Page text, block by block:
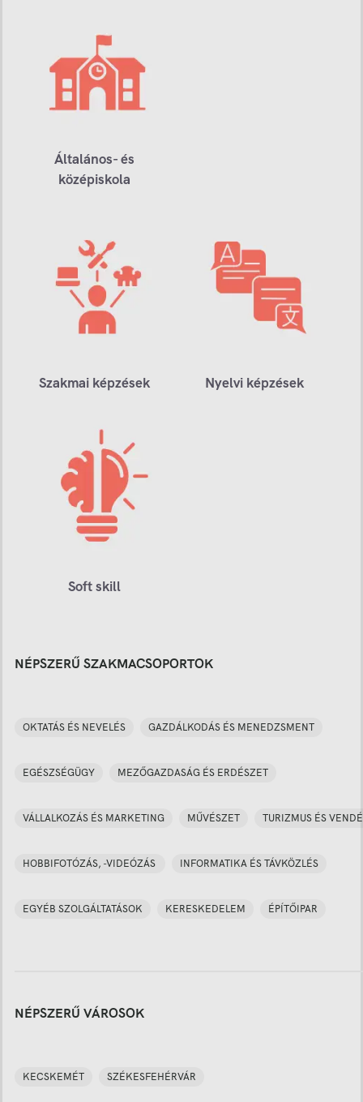
Általános- és
középiskola
Szakmai képzések Nyelvi képzések
Soft skill
NÉPSZERŰ SZAKMACSOPORTOK
OKTATÁS ÉS NEVELÉS GAZDÁLKODÁS ÉS MENEDZSMENT
EGÉSZSÉGÜGY MEZŐGAZDASÁG ÉS ERDÉSZET
VÁLLALKOZÁS ÉS MARKETING MŰVÉSZET TURIZMUS ÉS
HOBBIFOTÓZÁS, -VIDEÓZÁS INFORMATIKA ÉS TÁVKÖZLÉS
EGYÉB SZOLGÁLTATÁSOK KERESKEDELEM ÉPÍTŐIPAR
NÉPSZERŰ VÁROSOK
KECSKEMÉT SZÉKESFEHÉRVÁR